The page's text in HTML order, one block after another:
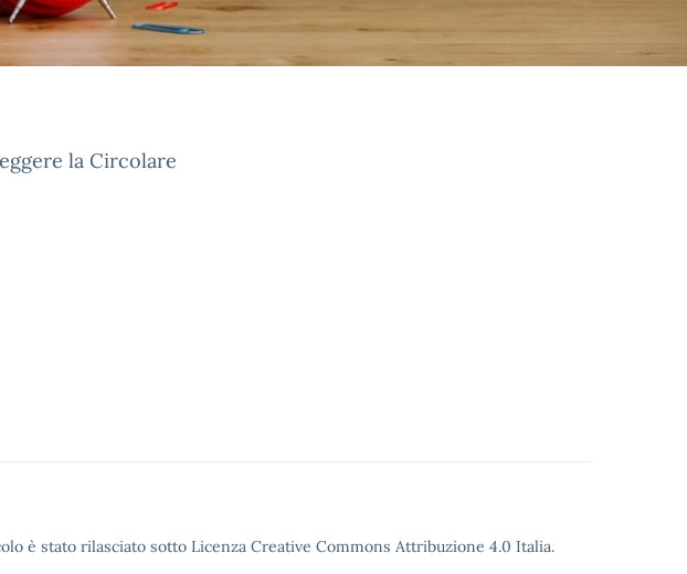
la Circolare
è stato rilasciato sotto Licenza Creative Commons Attribuzione 4.0 Italia.